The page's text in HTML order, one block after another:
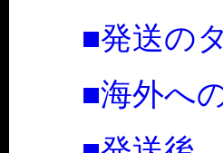
■発送の
■海外へ